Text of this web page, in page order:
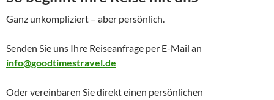
Ganz unkompliziert – aber persönlich.
Senden Sie uns Ihre Reiseanfrage per E-Mail an
info@goodtimestravel.de
Oder vereinbaren Sie direkt einen persönlichen